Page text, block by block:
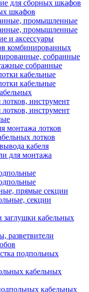
для сборных шкафов
шкафов
промышленные
промышленные
и аксессуары
комбинированных
собранные
собранные
кабельные
кабельные
инструмент
инструмент
монтажа лотков
лотков
кабеля
для монтажа
прямые секции
секции
заглушки кабельных
разветвители
подпольных
кабельных
кабельных